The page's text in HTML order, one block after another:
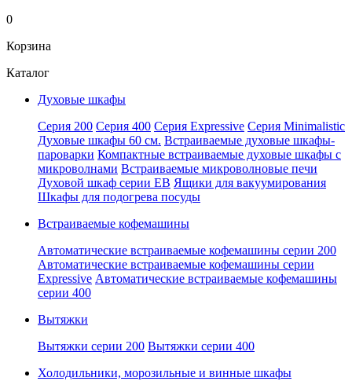
0
Корзина
Каталог
Духовые шкафы
Серия 200 Серия 400 Серия Expressive Серия Minimalistic
Духовые шкафы 60 см. Встраиваемые духовые шкафы-
пароварки Компактные встраиваемые духовые шкафы с
микроволнами Встраиваемые микроволновые печи
Духовой шкаф серии EB Ящики для вакуумирования
Шкафы для подогрева посуды
Встраиваемые кофемашины
Автоматические встраиваемые кофемашины серии 200
Автоматические встраиваемые кофемашины серии
Expressive Автоматические встраиваемые кофемашины
серии 400
Вытяжки
Вытяжки серии 200 Вытяжки серии 400
Холодильники, морозильные и винные шкафы